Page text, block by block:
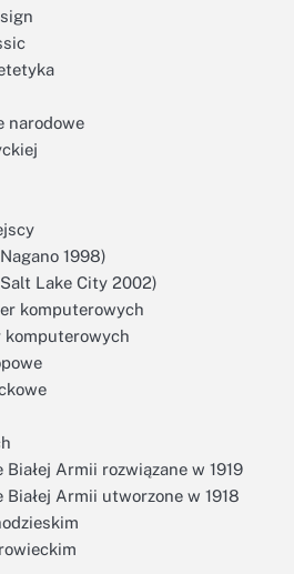
narodowe
1998)
Lake City 2002)
komputerowych
komputerowych
Armii rozwiązane w 1919
Armii utworzone w 1918